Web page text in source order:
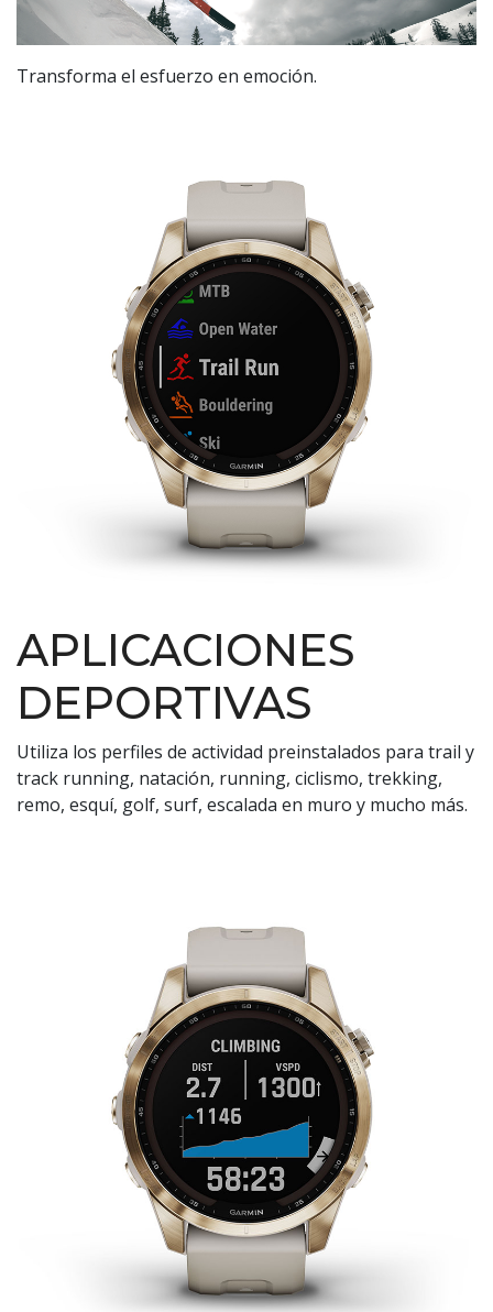
Transforma el esfuerzo en emoción.
APLICACIONES
DEPORTIVAS
Utiliza los perfiles de actividad preinstalados para trail y
track running, natación, running, ciclismo, trekking,
remo, esquí, golf, surf, escalada en muro y mucho más.